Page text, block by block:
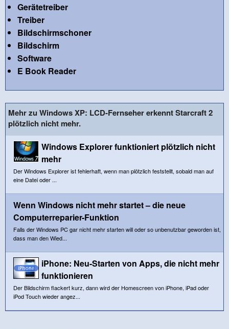
Gerätetreiber
Treiber
Bildschirmschoner
Bildschirm
Software
E Book Reader
Mehr zu Windows XP: LCD-Fernseher erkennt Starcraft 2
plötzlich nicht mehr.
Windows Explorer funktioniert plötzlich nicht
mehr
Der Windows Explorer ist fehlerhaft, wenn man plötzlich feststellt, sobald man auf
eine Datei oder ...
Wenn Windows nicht mehr startet – die neue
Computerreparier-Funktion
Falls der Windows PC gar nicht mehr starten will oder so unbenutzbar geworden ist,
dass man den Wied...
iPhone: Neu-Starten von Apps, die nicht mehr
funktionieren
Der Bildschirm flackert kurz, dann wird der Homescreen von iPhone, iPad oder
iPod Touch wieder angez...